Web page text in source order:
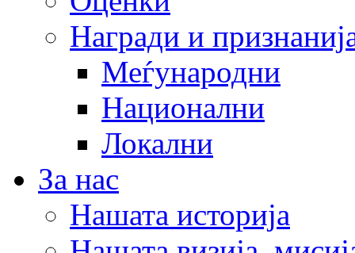
Награди и
Меѓународни
Национални
Локални
За нас
Нашата историја